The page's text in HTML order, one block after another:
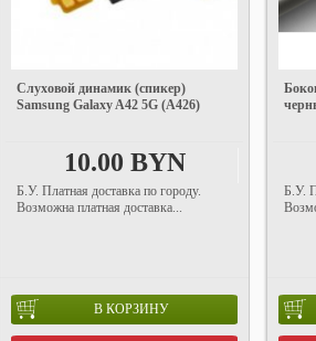
Слуховой динамик (спикер)
Samsung Galaxy A42 5G (A426)
10.00 BYN
Б.У. Платная доставка по городу.
Возможна платная доставка...
В КОРЗИНУ
Б.У.